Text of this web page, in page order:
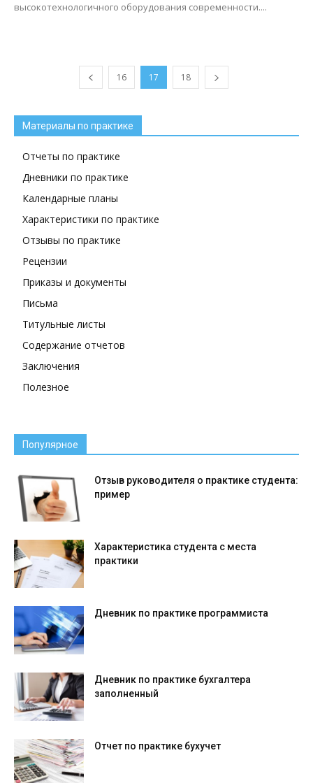
высокотехнологичного оборудования современности....
16 17 18
Материалы по практике
Отчеты по практике
Дневники по практике
Календарные планы
Характеристики по практике
Отзывы по практике
Рецензии
Приказы и документы
Письма
Титульные листы
Содержание отчетов
Заключения
Полезное
Популярное
Отзыв руководителя о практике студента:
пример
Характеристика студента с места
практики
Дневник по практике программиста
Дневник по практике бухгалтера
заполненный
Отчет по практике бухучет